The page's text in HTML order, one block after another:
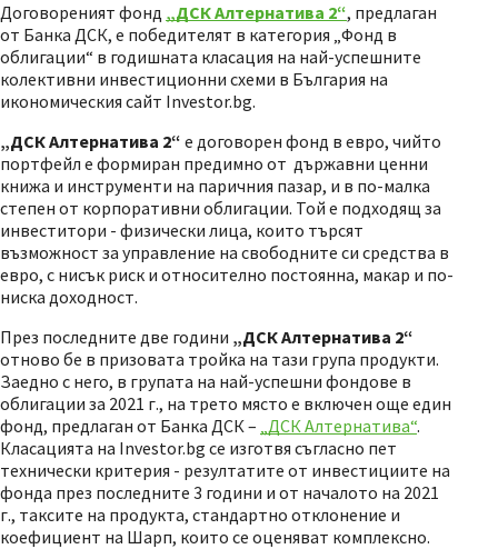
Договореният фонд „ДСК Алтернатива 2“, предлаган
от Банка ДСК, е победителят в категория „Фонд в
облигации“ в годишната класация на най-успешните
колективни инвестиционни схеми в България на
икономическия сайт Investor.bg.
„ДСК Алтернатива 2“ е договорен фонд в евро, чийто
портфейл е формиран предимно от държавни ценни
книжа и инструменти на паричния пазар, и в по-малка
степен от корпоративни облигации. Той е подходящ за
инвеститори - физически лица, които търсят
възможност за управление на свободните си средства в
евро, с нисък риск и относително постоянна, макар и по-
ниска доходност.
През последните две години „ДСК Алтернатива 2“
отново бе в призовата тройка на тази група продукти.
Заедно с него, в групата на най-успешни фондове в
облигации за 2021 г., на трето място е включен още един
фонд, предлаган от Банка ДСК – „ДСК Алтернатива“.
Класацията на Investor.bg се изготвя съгласно пет
технически критерия - резултатите от инвестициите на
фонда през последните 3 години и от началото на 2021
г., таксите на продукта, стандартно отклонение и
коефициент на Шарп, които се оценяват комплексно.